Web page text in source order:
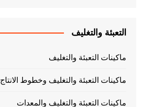
التعبئة والتغليف
ماكينات التعبئة والتغليف
ماكينات التعبئة والتغليف وخطوط الانتاج
ماكينات التعبئة والتغليف والمعدات